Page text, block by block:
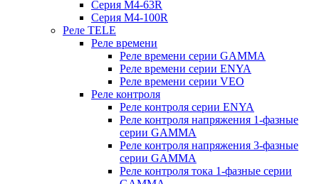
Серия M4-63R
Серия M4-100R
Реле TELE
Реле времени
Реле времени серии GAMMA
Реле времени серии ENYA
Реле времени серии VEO
Реле контроля
Реле контроля серии ENYA
Реле контроля напряжения 1-фазные
серии GAMMA
Реле контроля напряжения 3-фазные
серии GAMMA
Реле контроля тока 1-фазные серии